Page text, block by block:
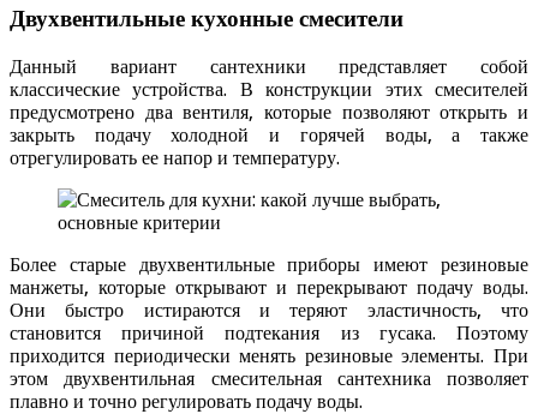
Двухвентильные кухонные смесители
Данный вариант сантехники представляет собой
классические устройства. В конструкции этих смесителей
предусмотрено два вентиля, которые позволяют открыть и
закрыть подачу холодной и горячей воды, а также
отрегулировать ее напор и температуру.
Более старые двухвентильные приборы имеют резиновые
манжеты, которые открывают и перекрывают подачу воды.
Они быстро истираются и теряют эластичность, что
становится причиной подтекания из гусака. Поэтому
приходится периодически менять резиновые элементы. При
этом двухвентильная смесительная сантехника позволяет
плавно и точно регулировать подачу воды.